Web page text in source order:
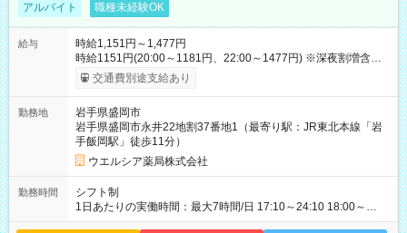
アルバイト 職種未経験OK
給与
時給1,151円～1,477円
時給1151円(20:00～1181円、22:00～1477円) ※深夜割増含む
※高校卒業以上 昇格に応じて＋20～200円昇給あり （大学生は
＋20円まで） ※高校生は対象外 試用期間あり：入社日から3ヶ
り 試用期間の長さ：3ヶ月 雇用形態、給与は本採用時と同じで
す。
交通費別途支給あり
勤務地
岩手県盛岡市
岩手県盛岡市永井22地割37番地1（最寄り駅：JR東北本線「岩
手飯岡駅」徒歩11分）
ウエルシア薬局株式会社
勤務時間
シフト制
1日あたりの実働時間：最大7時間/日 17:10～24:10 18:00～
24:10 20:00～24:10 ☆週4日の勤務 19:10～24:10 ☆週4日の勤